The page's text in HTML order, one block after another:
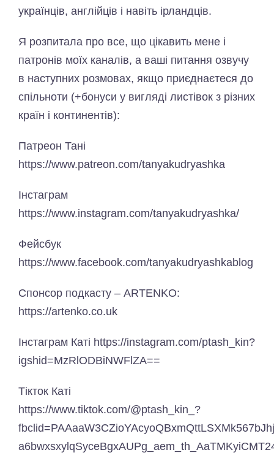
українців, англійців і навіть ірландців.
Я розпитала про все, що цікавить мене і
патронів моїх каналів, а ваші питання озвучу
в наступних розмовах, якщо приєднаєтеся до
спільноти (+бонуси у вигляді листівок з різних
країн і континентів):
Патреон Тані
https://www.patreon.com/tanyakudryashka
Інстаграм
https://www.instagram.com/tanyakudryashka/
Фейсбук
https://www.facebook.com/tanyakudryashkablog
Спонсор подкасту – ARTENKO:
https://artenko.co.uk
Інстаграм Каті https://instagram.com/ptash_kin?
igshid=MzRlODBiNWFlZA==
Тікток Каті
https://www.tiktok.com/@ptash_kin_?